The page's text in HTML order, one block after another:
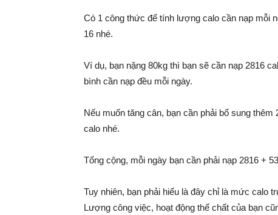
Có 1 công thức để tính lượng calo cần nạp mỗi
16 nhé.
Ví dụ, bạn nặng 80kg thì bạn sẽ cần nạp 2816
bình cần nạp đều mỗi ngày.
Nếu muốn tăng cân, bạn cần phải bổ sung
calo nhé.
Tổng cộng, mỗi ngày bạn cần phải nạp 2816 +
Tuy nhiên, bạn phải hiểu là đây chỉ là mức calo
Lượng công việc, hoạt động thể chất của bạn